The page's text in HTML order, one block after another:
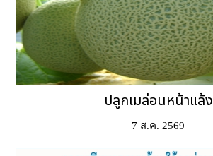
ปลูกเมล่อนหน้าแล้ง
7 ส.ค. 2569